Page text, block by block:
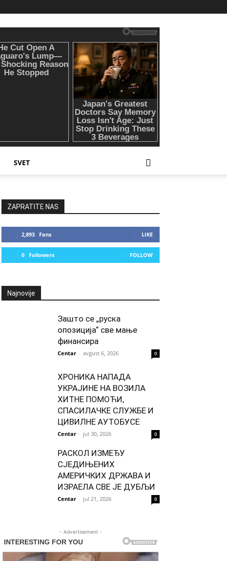
SVET
ZAPRATITE NAS
2,893 Fans LIKE
0 Followers FOLLOW
Najnovije
Зашто се „руска
опозиција“ све мање
финансира
Centar - avgust 6, 2026 0
ХРОНИКА НАПАДА
УКРАЈИНЕ НА ВОЗИЛА
ХИТНЕ ПОМОЋИ,
СПАСИЛАЧКЕ СЛУЖБЕ И
ЦИВИЛНЕ АУТОБУСЕ
Centar - jul 30, 2026 0
РАСКОЛ ИЗМЕЂУ
СЈЕДИЊЕНИХ
АМЕРИЧКИХ ДРЖАВА И
ИЗРАЕЛА СВЕ ЈЕ ДУБЉИ
Centar - jul 21, 2026 0
- Advertisement -